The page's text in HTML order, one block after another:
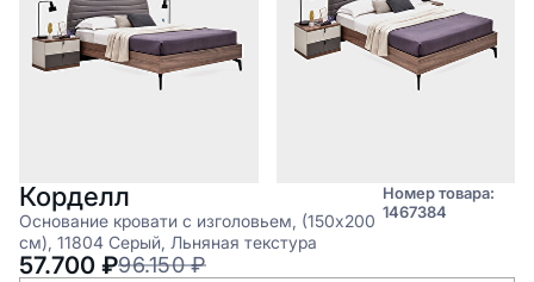
Корделл
Основание кровати с изголовьем, (150x200
см), 11804 Серый, Льняная текстура
Номер товара:
1467384
96.150 ₽
57.700 ₽